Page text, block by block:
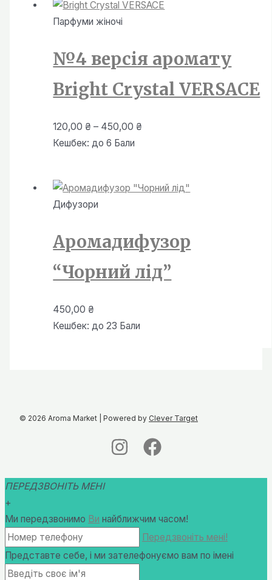
до
Парфуми жiночi
№4 версія аромату
Bright Crystal VERSACE
120,00₴ – 450,00₴
до
Кешбек: до 6 Бали
Дифузори
Аромадифузор
“Чорний лід”
450,00₴
Кешбек: до 23 Бали
© 2026 Aroma Market | Powered by Clever Target
ПЕРЕДЗВОНІТЬ МЕНІ
+
Ми передзвонимо Ви найближчим часом!
Передзвоніть мені!
Представте себе, і ми зателефонуємо вам по імені